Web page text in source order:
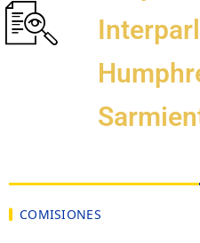
COMISIONES